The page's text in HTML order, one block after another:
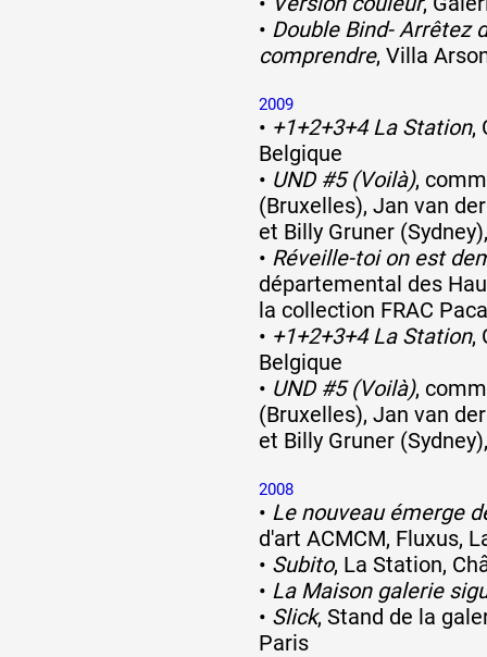
• Double Bind- Arrêtez
comprendre, Villa
2009
• +1+2+3+4 La Station,
Belgique
• UND #5 (Voilà),
(Bruxelles), Jan van
et Billy Gruner
• Réveille-toi on est
départemental des
la collection FRAC
• +1+2+3+4 La Station,
Belgique
• UND #5 (Voilà),
(Bruxelles), Jan van
et Billy Gruner
2008
• Le nouveau émerge
d'art ACMCM, Fluxus,
• Subito, La Station,
• La Maison galerie
• Slick, Stand de la
Paris